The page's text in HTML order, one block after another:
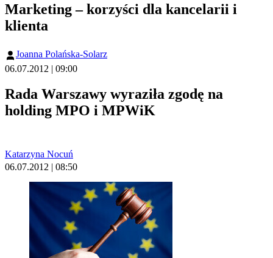
Marketing – korzyści dla kancelarii i
klienta
Joanna Polańska-Solarz
06.07.2012 | 09:00
Rada Warszawy wyraziła zgodę na
holding MPO i MPWiK
Katarzyna Nocuń
06.07.2012 | 08:50